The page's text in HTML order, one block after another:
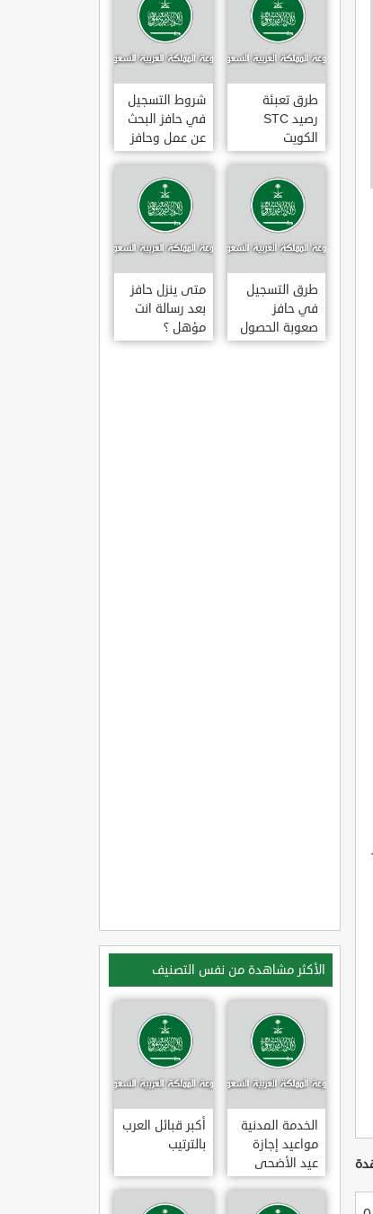
طرق تعبئة
رصيد STC
الكويت
بالخطوات 2022
شروط التسجيل
في حافز البحث
عن عمل وحافز
صعوبة البحث
عن عمل ؟
طرق التسجيل
في حافز
صعوبة الحصول
على عمل لاول
متى ينزل حافز
بعد رسالة انت
مؤهل ؟
الأكثر مشاهدة من نفس التصنيف
الخدمة المدنية
مواعيد إجازة
عيد الأضحى
لعام 1443هـ
متى عودة
أكبر قبائل العرب
بالترتيب